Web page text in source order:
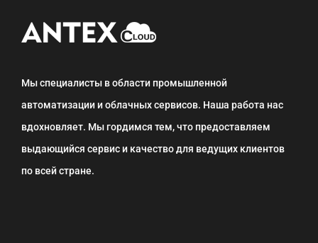
Мы специалисты в области промышленной
автоматизации и облачных сервисов. Наша работа нас
вдохновляет. Мы гордимся тем, что предоставляем
выдающийся сервис и качество для ведущих клиентов
по всей стране.